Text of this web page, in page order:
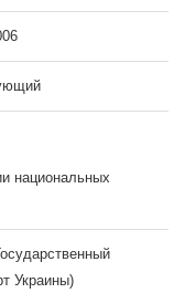
национальных
Украины)